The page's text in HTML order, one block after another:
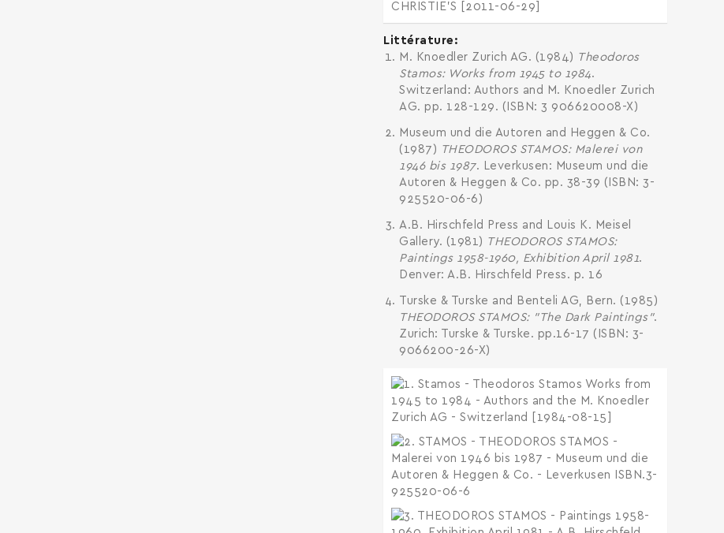
Littérature
M. Knoedler Zurich AG. (1984) Theodoros
Stamos: Works from 1945 to 1984.
Switzerland: Authors and M. Knoedler Zurich
AG. pp. 128-129. (ISBN: 3 906620008-X)
Museum und die Autoren and Heggen & Co.
(1987) THEODOROS STAMOS: Malerei von
1946 bis 1987. Leverkusen: Museum und die
Autoren & Heggen & Co. pp. 38-39 (ISBN: 3-
925520-06-6)
A.B. Hirschfeld Press and Louis K. Meisel
Gallery. (1981) THEODOROS STAMOS:
Paintings 1958-1960, Exhibition April 1981.
Denver: A.B. Hirschfeld Press. p. 16
Turske & Turske and Benteli AG, Bern. (1985)
THEODOROS STAMOS: "The Dark Paintings".
Zurich: Turske & Turske. pp.16-17 (ISBN: 3-
9066200-26-X)